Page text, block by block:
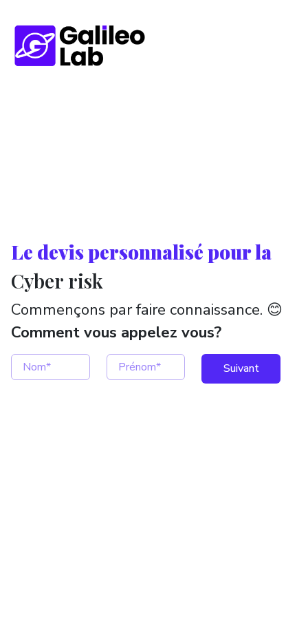
Le devis personnalisé pour la
Cyber risk
Commençons par faire connaissance. 😊
Comment vous appelez vous?
Suivant